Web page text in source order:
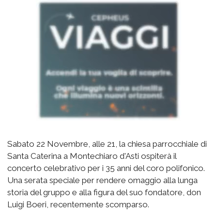
Sabato 22 Novembre, alle 21, la chiesa parrocchiale di
Santa Caterina a Montechiaro d'Asti ospiterà il
concerto celebrativo per i 35 anni del coro polifonico.
Una serata speciale per rendere omaggio alla lunga
storia del gruppo e alla figura del suo fondatore, don
Luigi Boeri, recentemente scomparso.